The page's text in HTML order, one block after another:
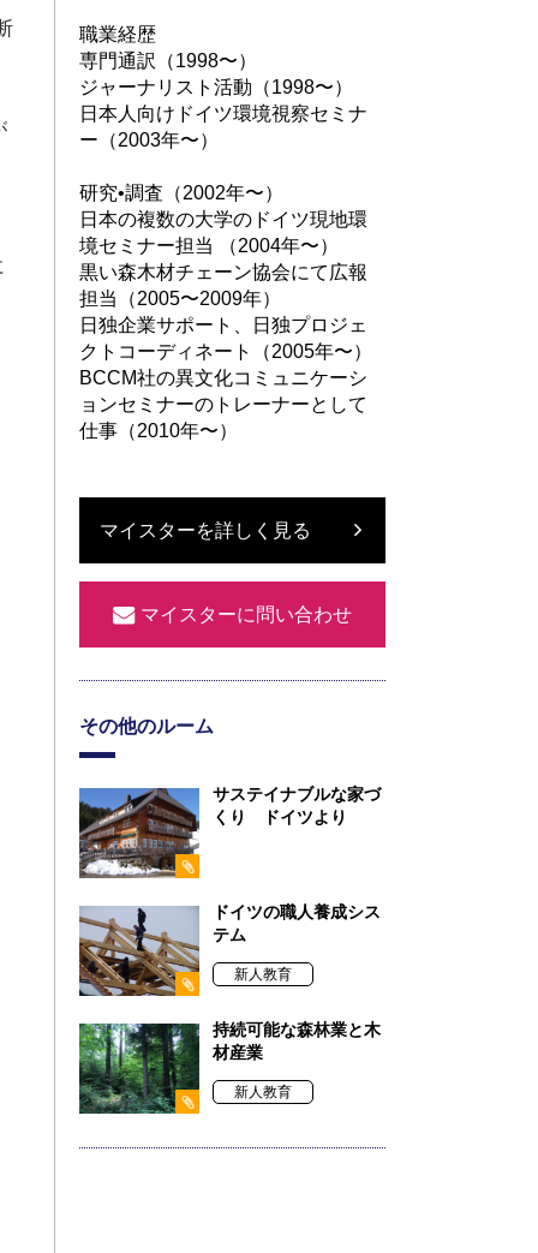
職業経歴
専門通訳（1998〜）
ジャーナリスト活動（1998〜）
日本人向けドイツ環境視察セミナ
ー（2003年〜）
研究•調査（2002年〜）
日本の複数の大学のドイツ現地環
境セミナー担当 （2004年〜）
黒い森木材チェーン協会にて広報
担当（2005〜2009年）
日独企業サポート、日独プロジェ
クトコーディネート（2005年〜）
BCCM社の異文化コミュニケーシ
ョンセミナーのトレーナーとして
仕事（2010年〜）
マイスターを詳しく見る
マイスターに問い合わせ
その他のルーム
サステイナブルな家づ
くり ドイツより
ドイツの職人養成シス
テム
新人教育
持続可能な森林業と木
材産業
新人教育